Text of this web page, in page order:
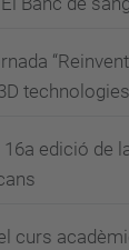
16a edició de
curs